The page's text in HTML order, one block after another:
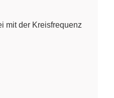
mit der Kreisfrequenz